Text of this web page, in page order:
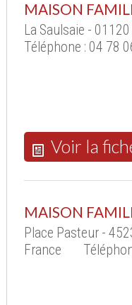
MAISON
La Saulsaie -
Téléphone : 04 78
Voir la
MAISON
Place Pasteur -
France